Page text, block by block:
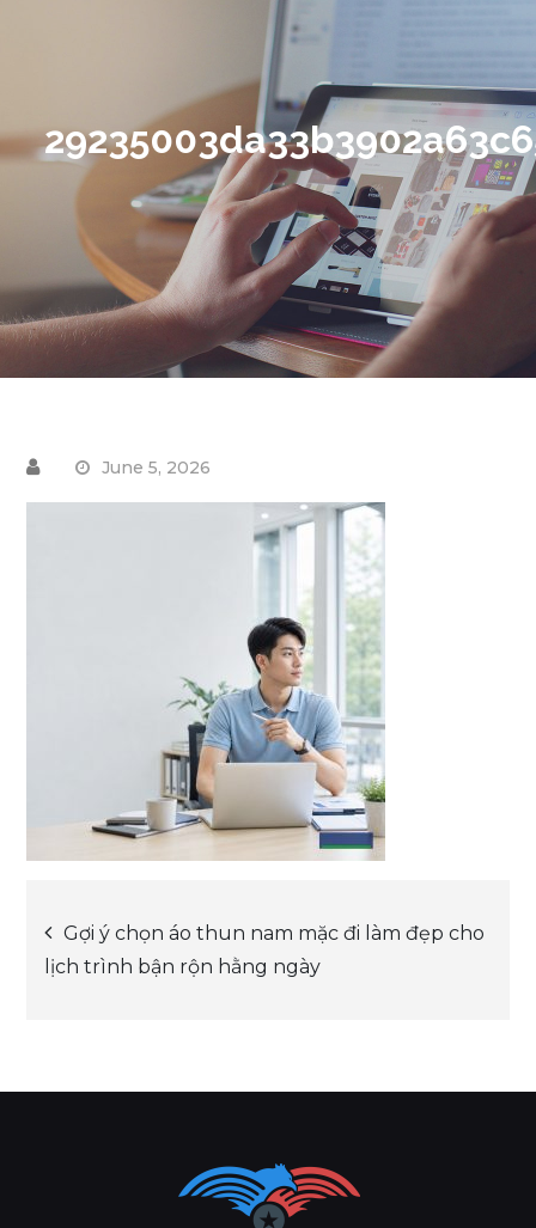
June 5, 2026
Post
Gợi ý chọn áo thun nam mặc đi làm đẹp cho
lịch trình bận rộn hằng ngày